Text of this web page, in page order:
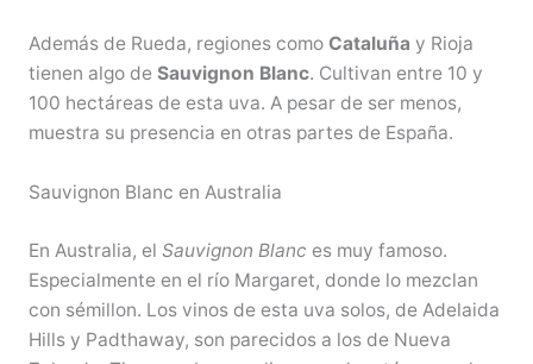
Además de Rueda, regiones como Cataluña y Rioja
tienen algo de Sauvignon Blanc. Cultivan entre 10 y
100 hectáreas de esta uva. A pesar de ser menos,
muestra su presencia en otras partes de España.
Sauvignon Blanc en Australia
En Australia, el Sauvignon Blanc es muy famoso.
Especialmente en el río Margaret, donde lo mezclan
con sémillon. Los vinos de esta uva solos, de Adelaida
Hills y Padthaway, son parecidos a los de Nueva